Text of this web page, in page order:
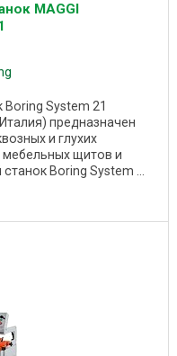
MAGGI
System 21
предназначен
и глухих
мебельных щитов и
Boring System ...